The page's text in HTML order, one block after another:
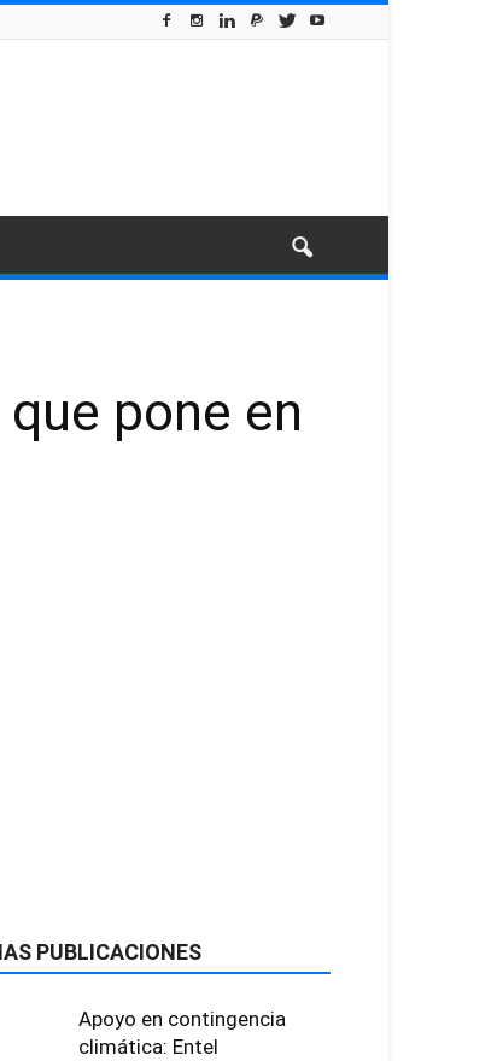
pone en
PUBLICACIONES
Apoyo en contingencia
climática: Entel